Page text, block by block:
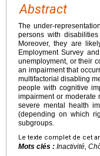
Abstract
The under-
persons with
Moreover, they are
Employment Survey
unemployment, or their
an impairment that
multifactorial disabling
people with cognitive
impairment or moderate
severe mental health
(depending on which
subgroups.
Le texte complet de cet
Mots clés : Inactivité,